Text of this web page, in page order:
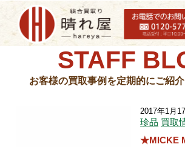
STAFF
お客様の買取事例を定期的にご紹介
2017年1月
珍品 買取
★MICKE